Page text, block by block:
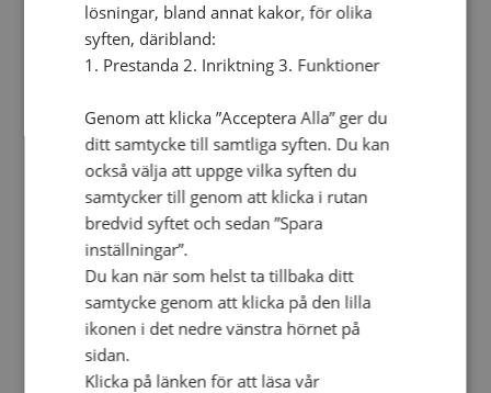
PRAKTISKT
Materialbank
Redovisning och lönehantering
LOGGA IN
Dokumentbanken
Medlemsregister (NGOPRO)
Personalförsäkringar
SAMP – personalförbundet
Kontakt
Kalender
Lediga tjänster
SAU
FÖR FÖRSAMLINGAR
lösningar, bland annat kakor, för olika
syften, däribland:
1. Prestanda 2. Inriktning 3. Funktioner
Genom att klicka ”Acceptera Alla” ger du
ditt samtycke till samtliga syften. Du kan
också välja att uppge vilka syften du
samtycker till genom att klicka i rutan
bredvid syftet och sedan ”Spara
inställningar”.
Du kan när som helst ta tillbaka ditt
samtycke genom att klicka på den lilla
ikonen i det nedre vänstra hörnet på
sidan.
Klicka på länken för att läsa vår